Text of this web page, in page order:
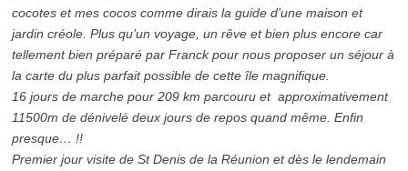
cocotes et mes cocos comme dirais la guide d’une maison et
jardin créole. Plus qu’un voyage, un rêve et bien plus encore car
tellement bien préparé par Franck pour nous proposer un séjour à
la carte du plus parfait possible de cette île magnifique.
16 jours de marche pour 209 km parcouru et approximativement
11500m de dénivelé deux jours de repos quand même. Enfin
presque… !!
Premier jour visite de St Denis de la Réunion et dès le lendemain